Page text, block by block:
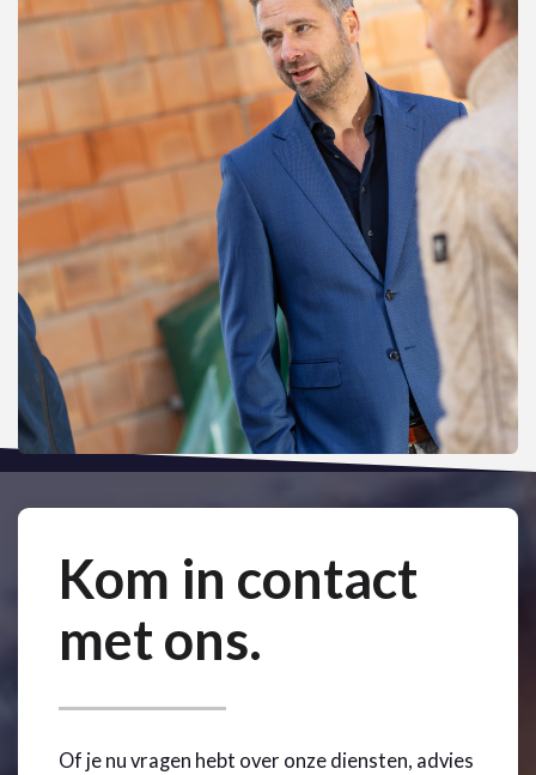
Kom in contact
met ons.
Of je nu vragen hebt over onze diensten, advies